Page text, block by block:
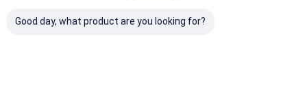
Good day, what product are you looking for?